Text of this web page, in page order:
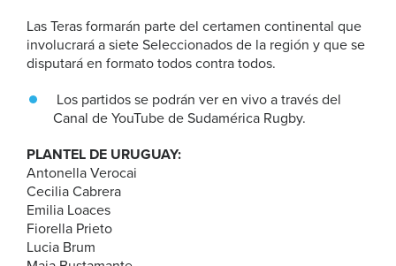
Las Teras formarán parte del certamen continental que
involucrará a siete Seleccionados de la región y que se
disputará en formato todos contra todos.
Los partidos se podrán ver en vivo a través del
Canal de YouTube de Sudamérica Rugby.
PLANTEL DE URUGUAY:
Antonella Verocai
Cecilia Cabrera
Emilia Loaces
Fiorella Prieto
Lucia Brum